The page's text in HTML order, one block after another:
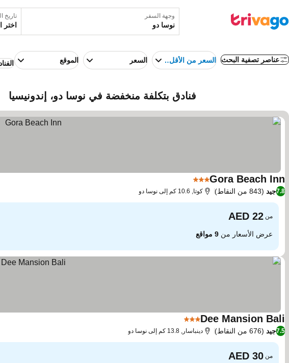
وجهة السفر تاريخ
اختر
عناصر تصفية البحث السعر من الأقل إلى الأعلى
السعر الموقع
فنادق بتكلفة منخفضة في نوسا دو، إندونيسيا
Gora Beach Inn3 عدد النجوم
7.8جيد (843 من النقاط) كوتا, 10.6 كم إلى نوسا دو
من
عرض الأسعار من 9 مواقع
Dee Mansion Bali3 عدد النجوم
7.5جيد (676 من النقاط) دينباسار, 13.8 كم إلى نوسا دو
من